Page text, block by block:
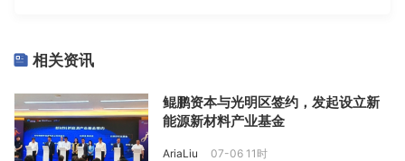
相关资讯
鲲鹏资本与光明区签约，发起设立新
能源新材料产业基金
AriaLiu 07-06 11时